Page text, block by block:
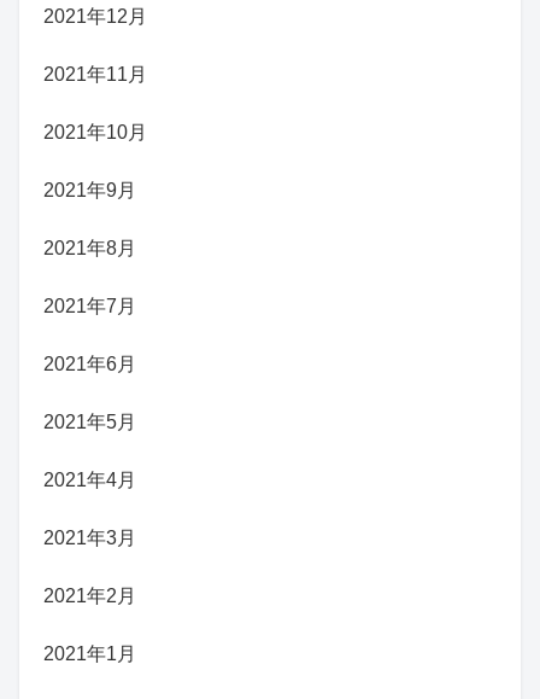
2021年12月
2021年11月
2021年10月
2021年9月
2021年8月
2021年7月
2021年6月
2021年5月
2021年4月
2021年3月
2021年2月
2021年1月